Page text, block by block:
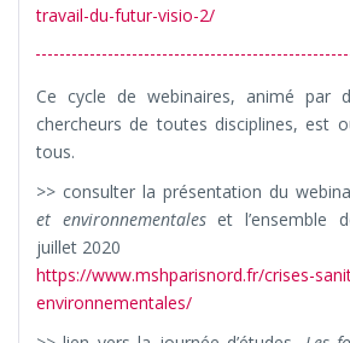
travail-du-futur-visio-2/
Ce cycle de webinaires, animé par
chercheurs de toutes disciplines, est
tous.
>> consulter la présentation du
et environnementaleset l’ensemble
juillet 2020
https://www.mshparisnord.fr/crises-
environnementales/